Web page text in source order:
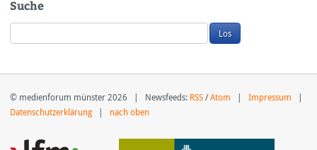
Suche
© medienforum münster 2026 | Newsfeeds: RSS/Atom | Impressum |
Datenschutzerklärung | nach oben